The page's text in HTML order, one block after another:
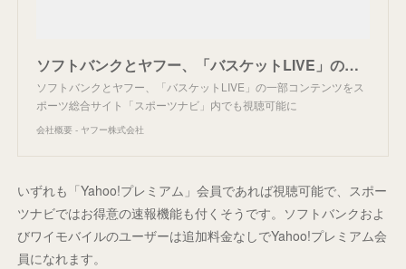
ソフトバンクとヤフー、「バスケットLIVE」の一部コンテンツをスポーツ総合サイト「スポーツナビ」内でも視聴可能に - ニュース - ヤフー株式会社
ソフトバンクとヤフー、「バスケットLIVE」の一部コンテンツをス
ポーツ総合サイト「スポーツナビ」内でも視聴可能に
会社概要 - ヤフー株式会社
いずれも「Yahoo!プレミアム」会員であれば視聴可能で、スポー
ツナビではお得意の速報機能も付くそうです。ソフトバンクおよ
びワイモバイルのユーザーは追加料金なしでYahoo!プレミアム会
員になれます。